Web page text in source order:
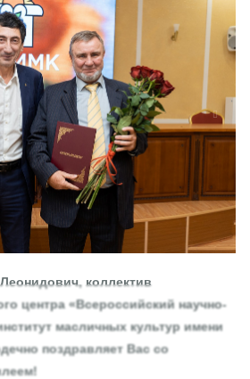
1/0
коллектив
центра «Всероссийский научно-
масличных культур имени
поздравляет Вас со